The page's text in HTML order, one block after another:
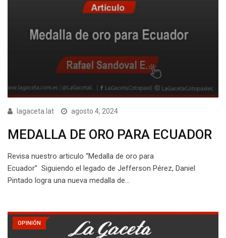
lagaceta.lat agosto 4, 2024
MEDALLA DE ORO PARA ECUADOR
Revisa nuestro articulo “Medalla de oro para
Ecuador” Siguiendo el legado de Jefferson Pérez, Daniel
Pintado logra una nueva medalla de…
OPINIÓN